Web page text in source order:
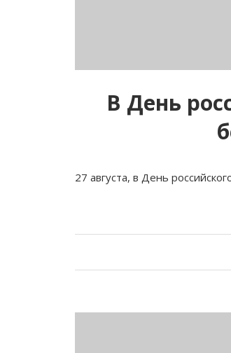
В День
27 августа, в День